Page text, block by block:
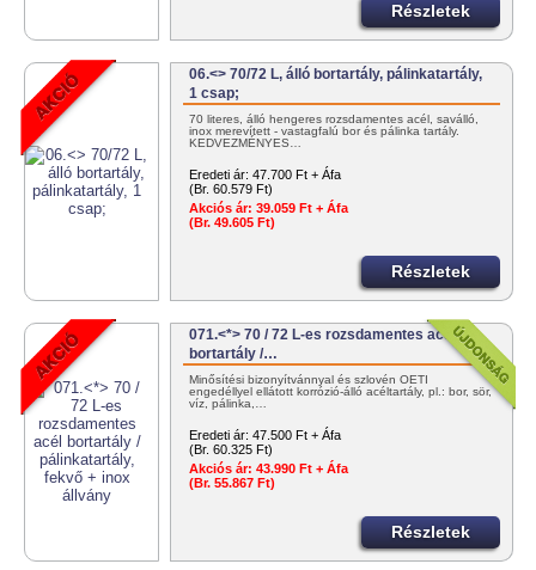
Részletek
06.<> 70/72 L, álló bortartály, pálinkatartály,
1 csap;
70 literes, álló hengeres rozsdamentes acél, saválló,
inox merevített - vastagfalú bor és pálinka tartály.
KEDVEZMÉNYES…
Eredeti ár: 47.700 Ft + Áfa
(Br. 60.579 Ft)
Akciós ár: 39.059 Ft + Áfa
(Br. 49.605 Ft)
Részletek
071.<*> 70 / 72 L-es rozsdamentes acél
bortartály /…
Minősítési bizonyítvánnyal és szlovén OÉTI
engedéllyel ellátott korrózió-álló acéltartály, pl.: bor, sör,
víz, pálinka,…
Eredeti ár: 47.500 Ft + Áfa
(Br. 60.325 Ft)
Akciós ár: 43.990 Ft + Áfa
(Br. 55.867 Ft)
Részletek